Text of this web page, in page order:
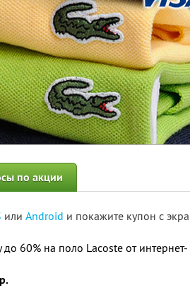
по акции
или Android и покажите купон с
60% на поло Lacoste от интернет-